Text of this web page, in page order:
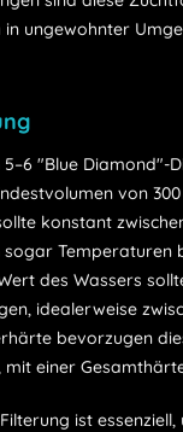
in ungewohnter
"Blue Diamond"-
von
konstant
Temperaturen
des Wassers
idealerweise
bevorzugen
einer Gesamthärte
ist essenziell,